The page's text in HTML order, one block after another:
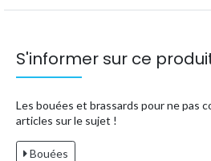
S'informer sur ce
Les bouées et brassards pour ne pas
articles sur le sujet !
Bouées